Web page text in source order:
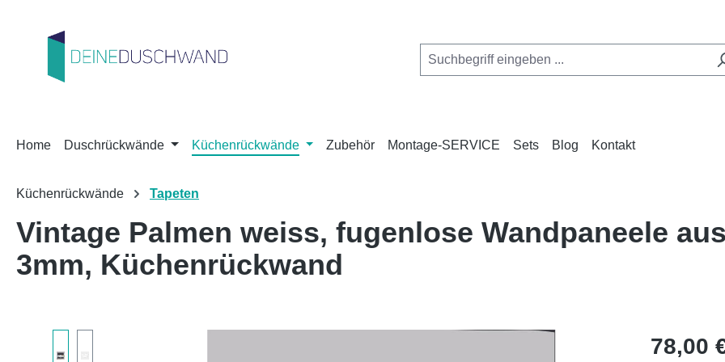
Home Duschrückwände Küchenrückwände Zubehör Montage-SERVICE Sets Blog Kontakt
Küchenrückwände Tapeten
Vintage Palmen weiss, fugenlose Wandpaneele
3mm, Küchenrückwand
Regulärer
78,00